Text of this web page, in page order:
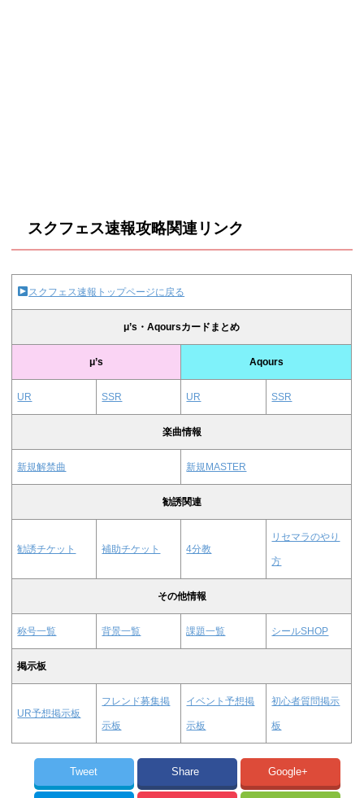
スクフェス速報攻略関連リンク
スクフェス速報トップページに戻る
μ’s・Aqoursカードまとめ
μ’s Aqours
UR SSR UR SSR
楽曲情報
新規解禁曲 新規MASTER
勧誘関連
勧誘チケット 補助チケット 4分教
リセマラのやり
方
その他情報
称号一覧 背景一覧 課題一覧 シールSHOP
掲示板
UR予想掲示板
フレンド募集掲
示板
イベント予想掲
示板
初心者質問掲示
板
Tweet Share Google+